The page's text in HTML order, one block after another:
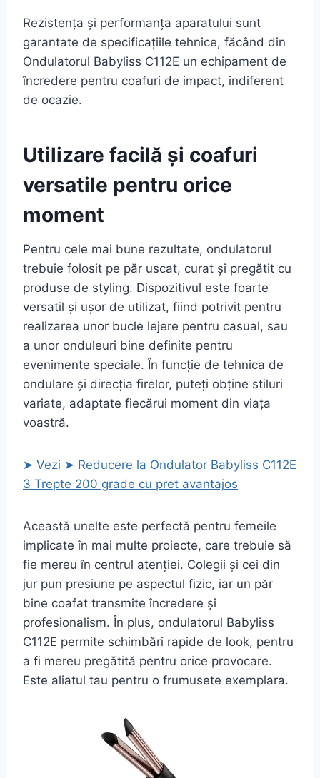
Rezistența și performanța aparatului sunt
garantate de specificațiile tehnice, făcând din
Ondulatorul Babyliss C112E un echipament de
încredere pentru coafuri de impact, indiferent
de ocazie.
Utilizare facilă și coafuri
versatile pentru orice
moment
Pentru cele mai bune rezultate, ondulatorul
trebuie folosit pe păr uscat, curat și pregătit cu
produse de styling. Dispozitivul este foarte
versatil și ușor de utilizat, fiind potrivit pentru
realizarea unor bucle lejere pentru casual, sau
a unor onduleuri bine definite pentru
evenimente speciale. În funcție de tehnica de
ondulare și direcția firelor, puteți obține stiluri
variate, adaptate fiecărui moment din viața
voastră.
➤ Vezi ➤ Reducere la Ondulator Babyliss C112E
3 Trepte 200 grade cu pret avantajos
Această unelte este perfectă pentru femeile
implicate în mai multe proiecte, care trebuie să
fie mereu în centrul atenției. Colegii și cei din
jur pun presiune pe aspectul fizic, iar un păr
bine coafat transmite încredere și
profesionalism. În plus, ondulatorul Babyliss
C112E permite schimbări rapide de look, pentru
a fi mereu pregătită pentru orice provocare.
Este aliatul tau pentru o frumusete exemplara.